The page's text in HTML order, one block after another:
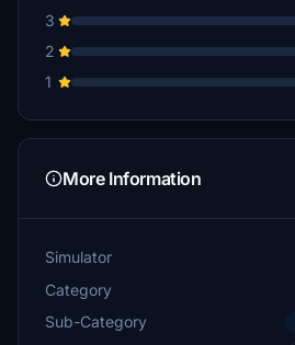
3
2
1
More Information
Simulator
Category
Sub-Category